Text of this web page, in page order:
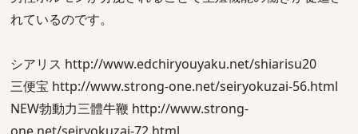
れているのです。
シアリス http://www.edchiryouyaku.net/shiarisu20
三便宝 http://www.strong-one.net/seiryokuzai-56.html
NEW勃動力三體牛鞭 http://www.strong-